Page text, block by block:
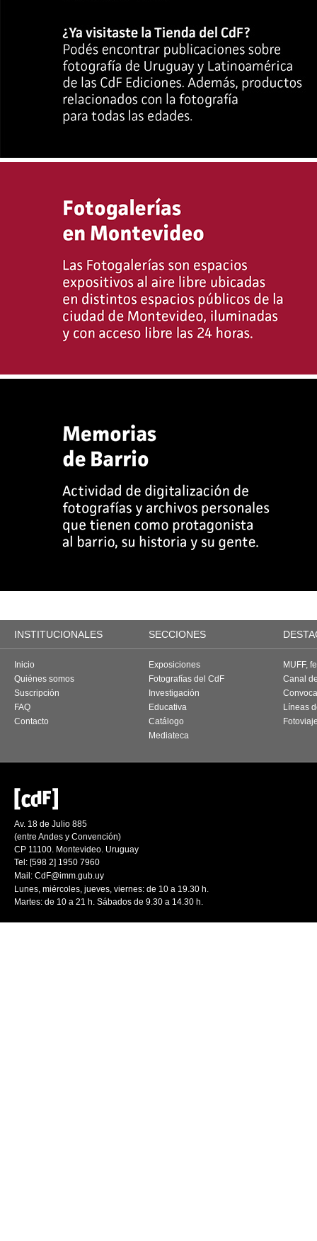
INSTITUCIONALES SECCIONES
Inicio
Quiénes somos
Suscripción
FAQ
Contacto
Exposiciones
Fotografías del CdF
Investigación
Educativa
Catálogo
Mediateca
MUFF,
Canal
Líneas
Av. 18 de Julio 885
(entre Andes y Convención)
CP 11100. Montevideo. Uruguay
Tel: [598 2] 1950 7960
Mail: CdF@imm.gub.uy
Lunes, miércoles, jueves, viernes: de 10 a 19.30 h.
Martes: de 10 a 21 h. Sábados de 9.30 a 14.30 h.